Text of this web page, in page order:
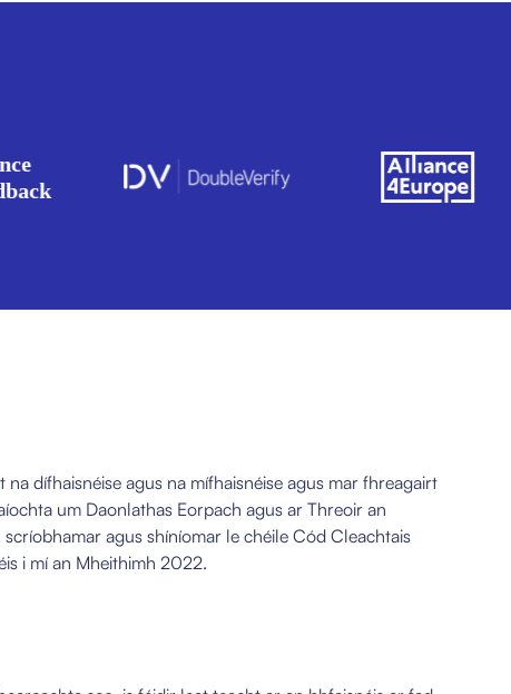
dífhaisnéise agus na mífhaisnéise agus mar fhreagairt
um Daonlathas Eorpach agus ar Threoir an
agus shíníomar le chéile Cód Cleachtais
i mí an Mheithimh 2022.